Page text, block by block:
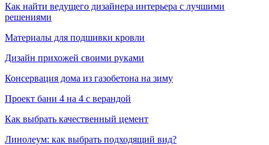
Как найти ведущего дизайнера интерьера с лучшими
решениями
Материалы для подшивки кровли
Дизайн прихожей своими руками
Консервация дома из газобетона на зиму
Проект бани 4 на 4 с верандой
Как выбрать качественный цемент
Линолеум: как выбрать подходящий вид?